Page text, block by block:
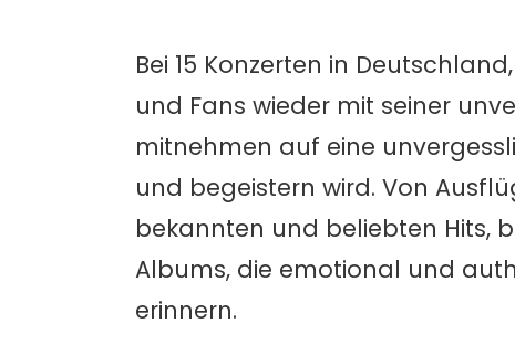
Bei 15 Konzerten in
und Fans wieder mit seiner
mitnehmen auf eine
und begeistern wird. Von
bekannten und beliebten Hits,
Albums, die emotional und
erinnern.